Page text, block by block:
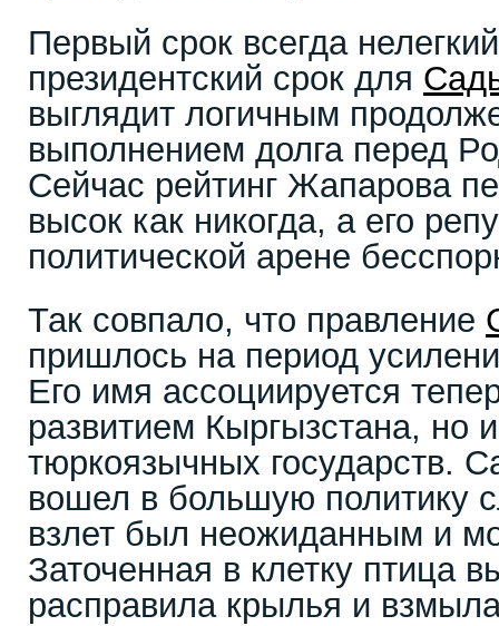
Первый срок всегда
президентский срок для
выглядит логичным
выполнением долга перед
Сейчас рейтинг Жапарова
высок как никогда, а его
политической арене
Так совпало, что правление
пришлось на период
Его имя ассоциируется
развитием Кыргызстана, но
тюркоязычных государств.
вошел в большую политику
взлет был неожиданным и
Заточенная в клетку птица
расправила крылья и